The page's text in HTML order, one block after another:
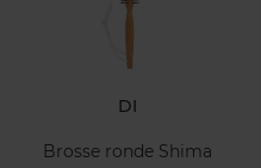
DI
Brosse ronde Shima